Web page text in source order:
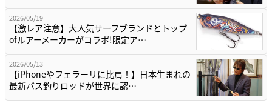
2026/05/19
【激レア注意】大人気サーフブランドとトップ
ofルアーメーカーがコラボ!限定ア…
2026/05/13
【iPhoneやフェラーリに比肩！】日本生まれの
最新バス釣りロッドが世界に認…